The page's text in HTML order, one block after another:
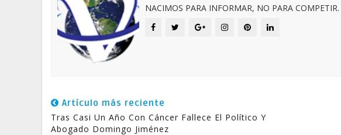
NACIMOS PARA INFORMAR, NO PARA COMPETIR.
Artículo más reciente
Tras Casi Un Año Con Cáncer Fallece El Político Y
Abogado Domingo Jiménez